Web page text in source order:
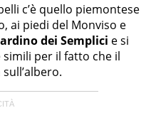
c’è quello piemontese
ai piedi del Monviso e
dei Semplici e si
per il fatto che il